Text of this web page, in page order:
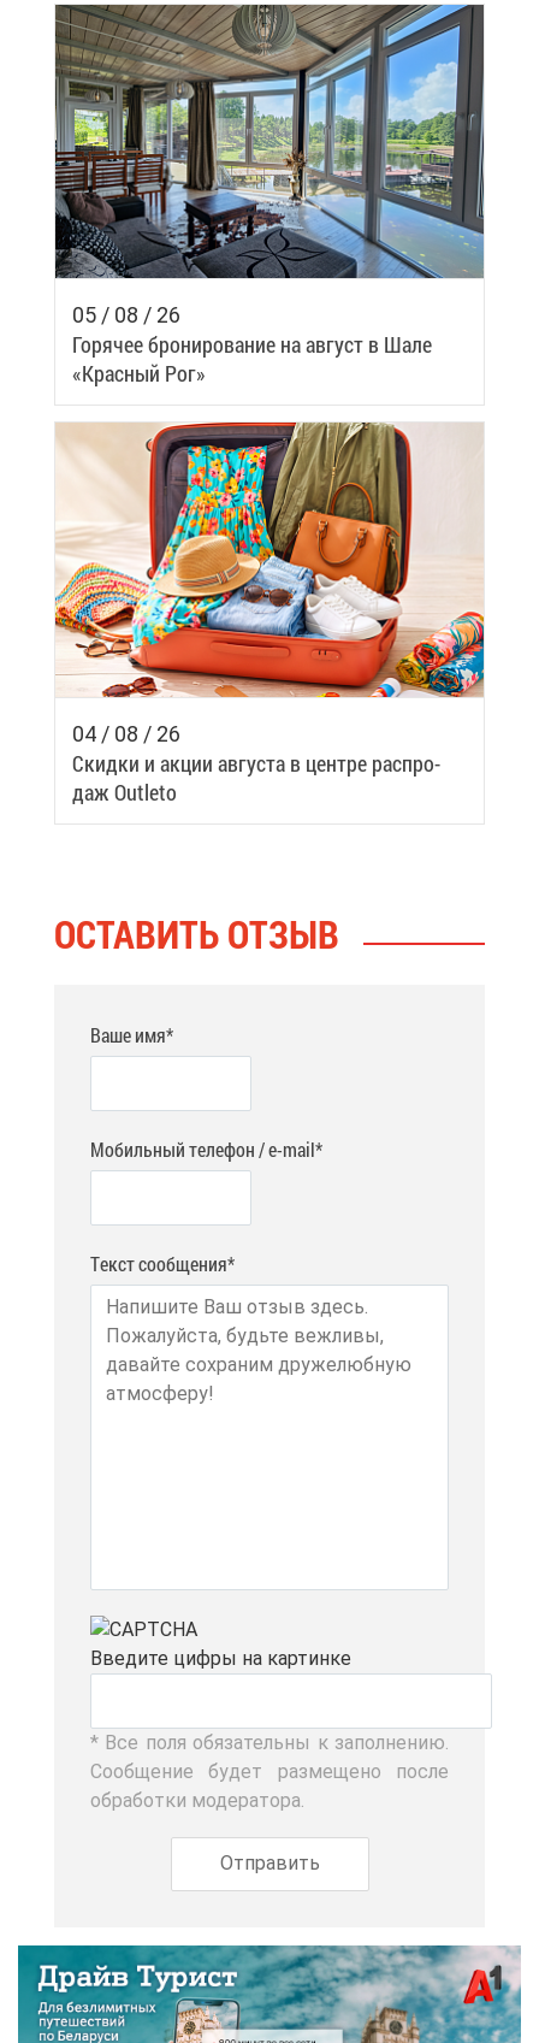
05 / 08 / 26
Го­ря­чее бро­ни­ро­ва­ние на ав­густ в Ша­ле
«Крас­ный Рог»
04 / 08 / 26
Скид­ки и ак­ции ав­гу­ста в цен­тре рас­про­
даж Outleto
ОСТА­ВИТЬ ОТ­ЗЫВ
Ваше имя*
Мобильный телефон / e-mail*
Текст сообщения*
Вве­ди­те циф­ры на кар­тин­ке
* Все по­ля обя­за­тель­ны к за­пол­не­нию.
Со­об­ще­ние бу­дет раз­ме­ще­но по­сле
об­ра­бот­ки мо­де­ра­то­ра.